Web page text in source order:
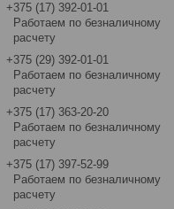
+375 (17) 392-01-01
Работаем по безналичному
расчету
+375 (29) 392-01-01
Работаем по безналичному
расчету
+375 (17) 363-20-20
Работаем по безналичному
расчету
+375 (17) 397-52-99
Работаем по безналичному
расчету